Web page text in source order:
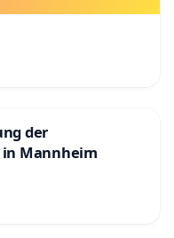
der
Mannheim